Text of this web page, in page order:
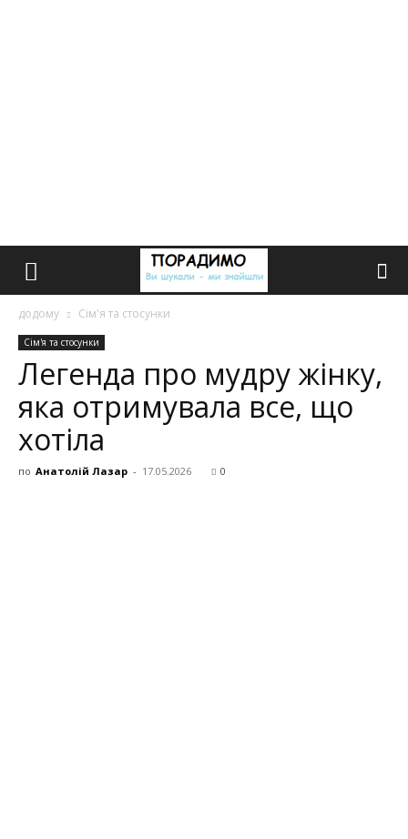
додому Сім'я та стосунки
Сім'я та стосунки
Легенда про мудру жінку,
яка отримувала все, що
хотіла
по Анатолій Лазар - 17.05.2026 0